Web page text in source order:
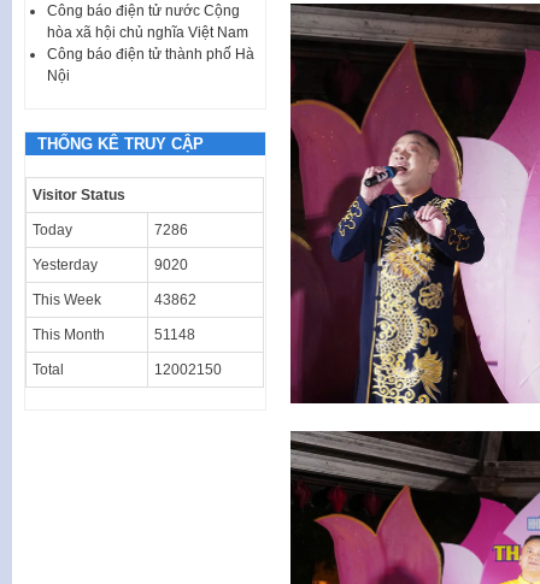
Công báo điện tử nước Cộng
hòa xã hội chủ nghĩa Việt Nam
Công báo điện tử thành phố Hà
Nội
THỐNG KÊ TRUY CẬP
Visitor Status
Today 7286
Yesterday 9020
This Week 43862
This Month 51148
Total 12002150